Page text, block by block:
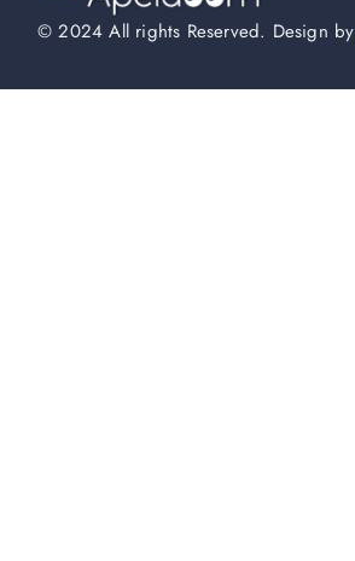
© 2024 All rights Reserved. Design by